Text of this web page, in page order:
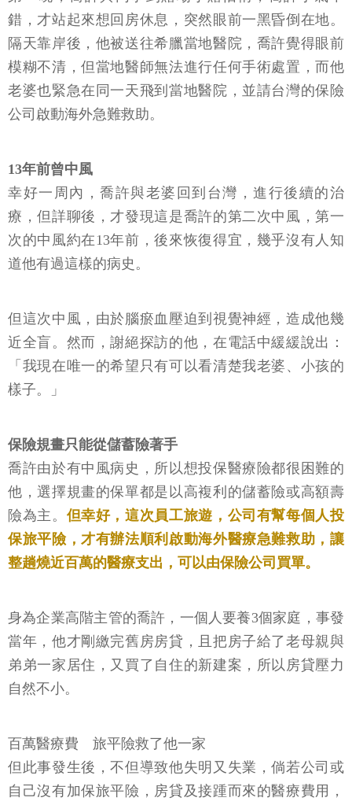
錯，才站起來想回房休息，突然眼前一黑昏倒在地。
隔天靠岸後，他被送往希臘當地醫院，喬許覺得眼前
模糊不清，但當地醫師無法進行任何手術處置，而他
老婆也緊急在同一天飛到當地醫院，並請台灣的保險
公司啟動海外急難救助。
13年前曾中風
幸好一周內，喬許與老婆回到台灣，進行後續的治
療，但詳聊後，才發現這是喬許的第二次中風，第一
次的中風約在13年前，後來恢復得宜，幾乎沒有人知
道他有過這樣的病史。
但這次中風，由於腦瘀血壓迫到視覺神經，造成他幾
近全盲。然而，謝絕探訪的他，在電話中緩緩說出：
「我現在唯一的希望只有可以看清楚我老婆、小孩的
樣子。」
保險規畫只能從儲蓄險著手
喬許由於有中風病史，所以想投保醫療險都很困難的
他，選擇規畫的保單都是以高複利的儲蓄險或高額壽
險為主。 但幸好，這次員工旅遊，公司有幫每個人投
保旅平險，才有辦法順利啟動海外醫療急難救助，讓
整趟燒近百萬的醫療支出，可以由保險公司買單。
身為企業高階主管的喬許，一個人要養3個家庭，事發
當年，他才剛繳完舊房房貸，且把房子給了老母親與
弟弟一家居住，又買了自住的新建案，所以房貸壓力
自然不小。
百萬醫療費 旅平險救了他一家
但此事發生後，不但導致他失明又失業，倘若公司或
自己沒有加保旅平險，房貸及接踵而來的醫療費用，